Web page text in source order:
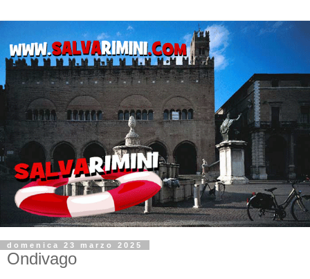
domenica 23 marzo 2025
Ondivago